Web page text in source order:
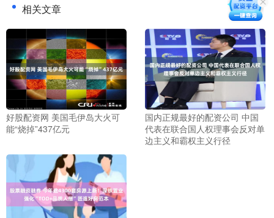
相关文章
好股配资网 美国毛伊岛大火可
能“烧掉”437亿元
国内正规最好的配资公司 中国
代表在联合国人权理事会反对单
边主义和霸权主义行径